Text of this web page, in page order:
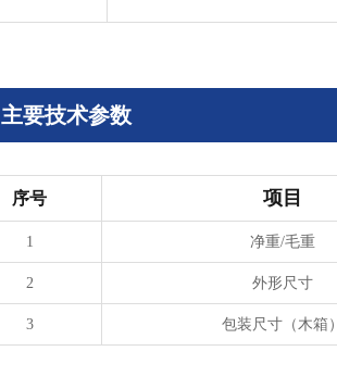
主要技术参数
序号 项目
1 净重/毛重
2 外形尺寸
3 包装尺寸（木箱）